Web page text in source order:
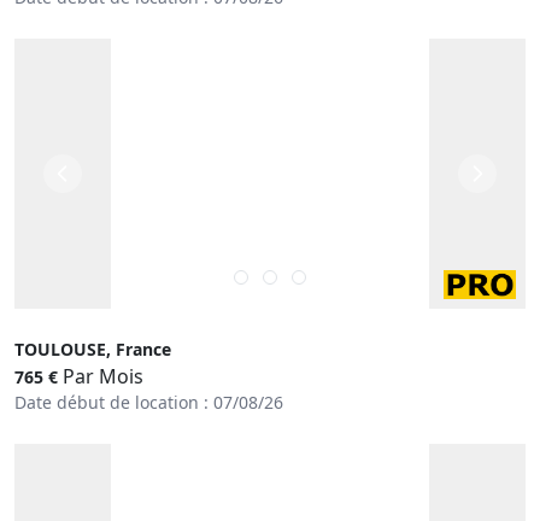
TOULOUSE, France
765 € Par Mois
Date début de location : 07/08/26